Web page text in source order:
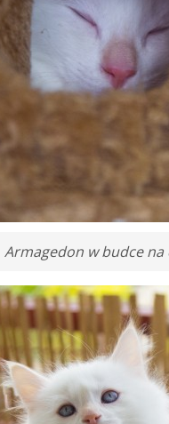
Armagedon w budce na